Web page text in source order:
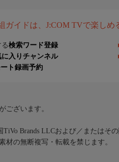
ガイドは、J:COM TVで楽し
る検索ワード登録
に入りチャンネル
ート録画予約
ございます。
Brands LLCおよび／またはそ
材の無断複写・転載を禁じます。